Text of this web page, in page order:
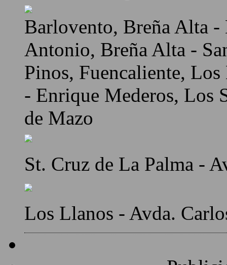
Barlovento, Breña Alta
Antonio, Breña Alta -
Pinos, Fuencaliente,
- Enrique Mederos, Los
de Mazo
St. Cruz de La Palma -
Los Llanos - Avda.